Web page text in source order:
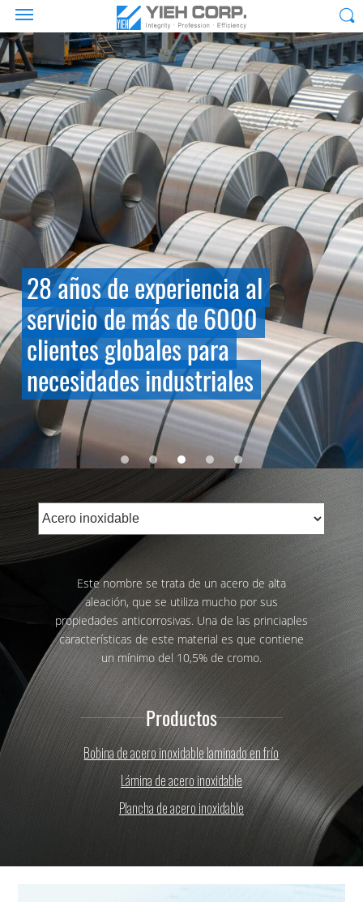
28 años de experiencia al
servicio de más de 6000
clientes globales para
necesidades industriales
Este nombre se trata de un acero de alta
aleación, que se utiliza mucho por sus
propiedades anticorrosivas. Una de las princiaples
características de este material es que contiene
un mínimo del 10,5% de cromo.
Productos
Bobina de acero inoxidable laminado en frío
Lámina de acero inoxidable
Plancha de acero inoxidable